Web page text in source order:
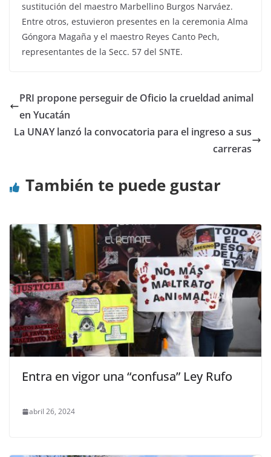
sustitución del maestro Marbellino Burgos Narváez.
Entre otros, estuvieron presentes en la ceremonia Alma
Góngora Magaña y el maestro Reyes Canto Pech,
representantes de la Secc. 57 del SNTE.
PRI propone perseguir de Oficio la crueldad animal
en Yucatán
La UNAY lanzó la convocatoria para el ingreso a sus
carreras
También te puede gustar
Entra en vigor una “confusa” Ley Rufo
abril 26, 2024